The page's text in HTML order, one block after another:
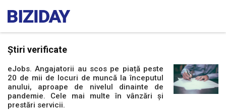
Știri verificate
eJobs. Angajatorii au scos pe piață peste
20 de mii de locuri de muncă la începutul
anului, aproape de nivelul dinainte de
pandemie. Cele mai multe în vânzări și
prestări servicii.